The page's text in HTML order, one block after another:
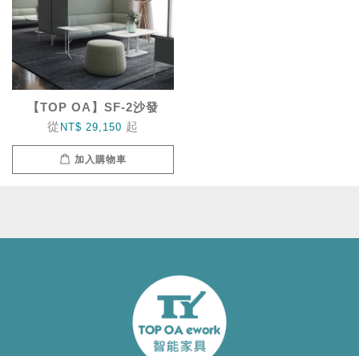
【TOP OA】SF-2沙發
從 NT$ 29,150 起
加入購物車